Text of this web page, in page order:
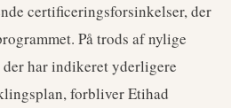
certificeringsforsinkelser, der
På trods af nylige
har indikeret yderligere
forbliver Etihad